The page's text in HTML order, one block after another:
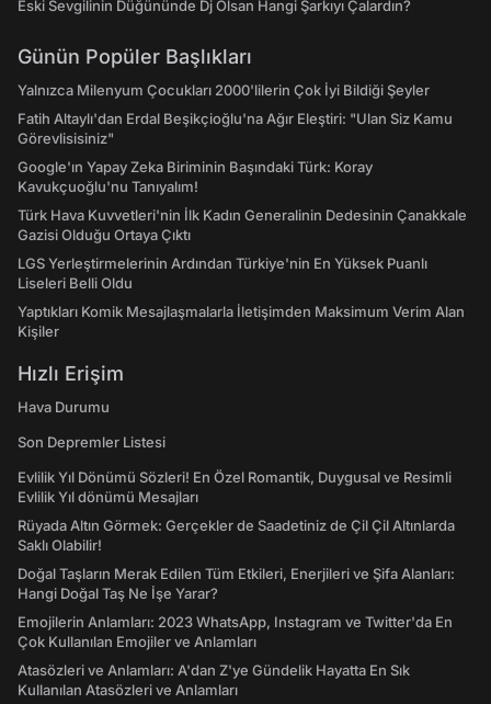
Eski Sevgilinin Düğününde Dj Olsan Hangi Şarkıyı Çalardın?
Günün Popüler Başlıkları
Yalnızca Milenyum Çocukları 2000'lilerin Çok İyi Bildiği Şeyler
Fatih Altaylı'dan Erdal Beşikçioğlu'na Ağır Eleştiri: "Ulan Siz Kamu
Görevlisisiniz"
Google'ın Yapay Zeka Biriminin Başındaki Türk: Koray
Kavukçuoğlu'nu Tanıyalım!
Türk Hava Kuvvetleri'nin İlk Kadın Generalinin Dedesinin Çanakkale
Gazisi Olduğu Ortaya Çıktı
LGS Yerleştirmelerinin Ardından Türkiye'nin En Yüksek Puanlı
Liseleri Belli Oldu
Yaptıkları Komik Mesajlaşmalarla İletişimden Maksimum Verim Alan
Kişiler
Hızlı Erişim
Hava Durumu
Son Depremler Listesi
Evlilik Yıl Dönümü Sözleri! En Özel Romantik, Duygusal ve Resimli
Evlilik Yıl dönümü Mesajları
Rüyada Altın Görmek: Gerçekler de Saadetiniz de Çil Çil Altınlarda
Saklı Olabilir!
Doğal Taşların Merak Edilen Tüm Etkileri, Enerjileri ve Şifa Alanları:
Hangi Doğal Taş Ne İşe Yarar?
Emojilerin Anlamları: 2023 WhatsApp, Instagram ve Twitter'da En
Çok Kullanılan Emojiler ve Anlamları
Atasözleri ve Anlamları: A'dan Z'ye Gündelik Hayatta En Sık
Kullanılan Atasözleri ve Anlamları